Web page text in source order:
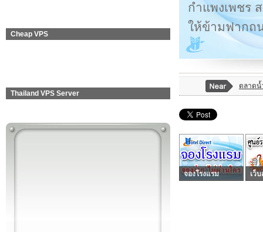
Cheap VPS
Thailand VPS Server
กำแพงเพชร
ให้ข้ามฟากถ
ตลาด
จองโรงแรม เว็